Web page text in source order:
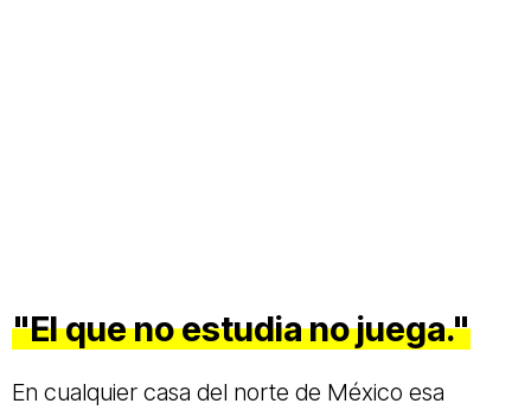
"El que no estudia no juega."
En cualquier casa del norte de México esa